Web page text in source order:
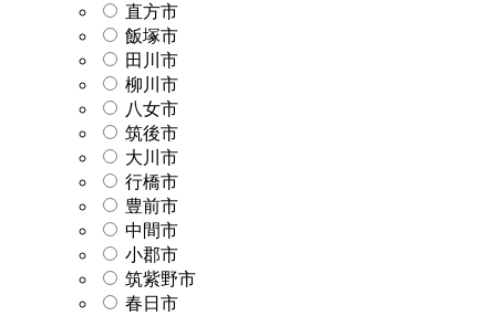
直方市
飯塚市
田川市
柳川市
八女市
筑後市
大川市
行橋市
豊前市
中間市
小郡市
筑紫野市
春日市